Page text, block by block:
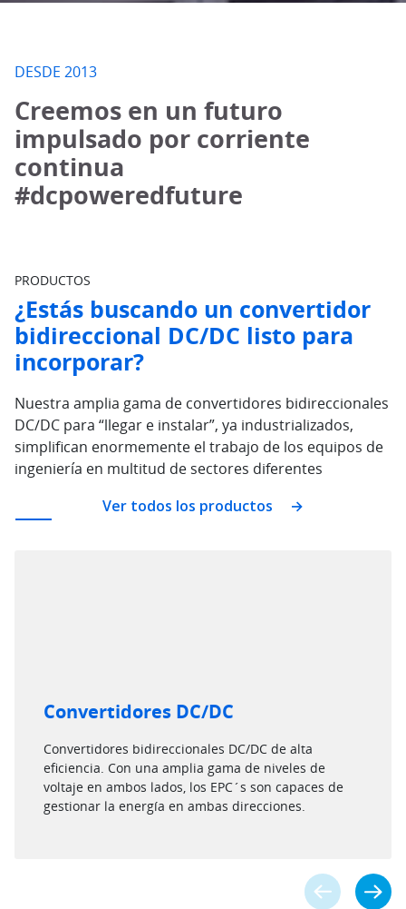
DESDE 2013
Creemos en un futuro
impulsado por corriente
continua
#dcpoweredfuture
PRODUCTOS
¿Estás buscando un convertidor
bidireccional DC/DC listo para
incorporar?
Nuestra amplia gama de convertidores bidireccionales
DC/DC para “llegar e instalar”, ya industrializados,
simplifican enormemente el trabajo de los equipos de
ingeniería en multitud de sectores diferentes
Ver todos los productos
Convertidores DC/DC
Convertidores bidireccionales DC/DC de alta
eficiencia. Con una amplia gama de niveles de
voltaje en ambos lados, los EPC´s son capaces de
gestionar la energía en ambas direcciones.